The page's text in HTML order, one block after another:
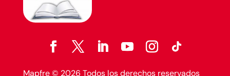
Mapfre © 2026 Todos los derechos reservados